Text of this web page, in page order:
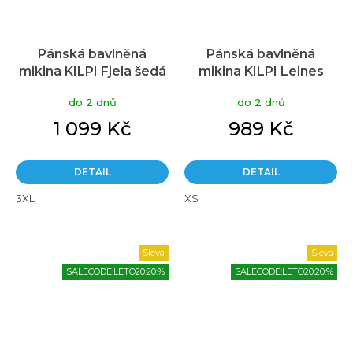
Pánská bavlněná
mikina KILPI Fjela šedá
do 2 dnů
1 099 Kč
DETAIL
3XL
Pánská bavlněná
mikina KILPI Leines
do 2 dnů
989 Kč
DETAIL
XS
Sleva
SALECODE:LETO20:20:%
Sleva
SALECODE:LETO20:20:%